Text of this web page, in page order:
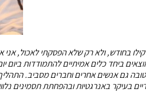
ירידה במשקל של 10 קילו בחודש, ולא רק שלא
ביחד כלים אמיתיים להתמודדות ביום
גם אנשים אחרים וחברים מסביב.
בעיקר באנרגטיות ובהפחתת תסמינים